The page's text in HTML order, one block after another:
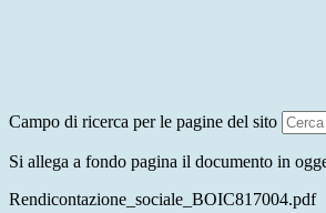
Campo di ricerca per le pagine del sito
Si allega a fondo pagina il documento in
Rendicontazione_sociale_BOIC817004.pdf